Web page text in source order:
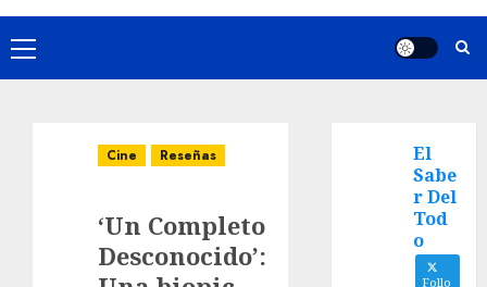
Cine Reseñas
‘Un Completo
Desconocido’:
El
Sabe
r Del
Tod
o
Follo